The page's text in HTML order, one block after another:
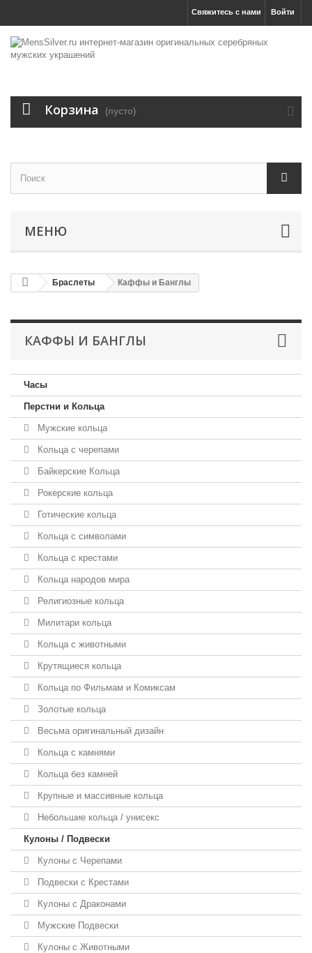
Войти
Свяжитесь с нами
Корзина (пусто)
МЕНЮ
Браслеты Каффы и Банглы
КАФФЫ И БАНГЛЫ
Часы
Перстни и Кольца
Мужские кольца
Кольца с черепами
Байкерские Кольца
Рокерские кольца
Готические кольца
Кольца с символами
Кольца с крестами
Кольца народов мира
Религиозные кольца
Милитари кольца
Кольца с животными
Крутящиеся кольца
Кольца по Фильмам и Комиксам
Золотые кольца
Весьма оригинальный дизайн
Кольца с камнями
Кольца без камней
Крупные и массивные кольца
Небольшие кольца / унисекс
Кулоны / Подвески
Кулоны с Черепами
Подвески с Крестами
Кулоны с Драконами
Мужские Подвески
Кулоны с Животными